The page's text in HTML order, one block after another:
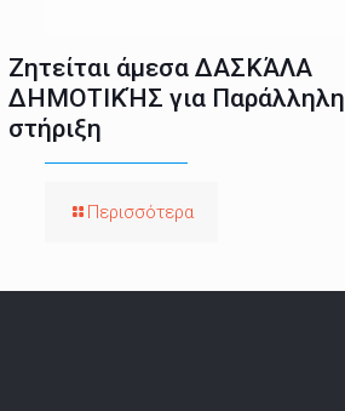
Ζητείται άμεσα ΔΑΣΚΆΛΑ
ΔΗΜΟΤΙΚΉΣ για Παράλληλη
στήριξη
Περισσότερα